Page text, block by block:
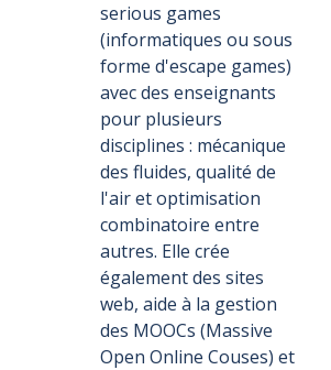
serious games
(informatiques ou sous
forme d'escape games)
avec des enseignants
pour plusieurs
disciplines : mécanique
des fluides, qualité de
l'air et optimisation
combinatoire entre
autres. Elle crée
également des sites
web, aide à la gestion
des MOOCs (Massive
Open Online Couses) et